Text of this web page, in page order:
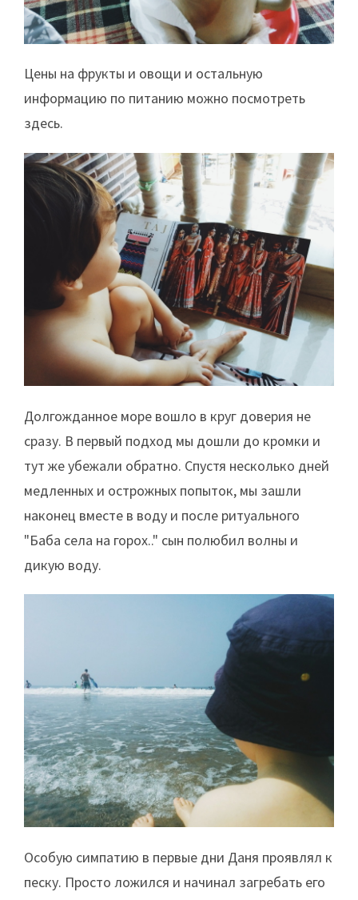
Цены на фрукты и овощи и остальную
информацию по питанию можно посмотреть
здесь.
Долгожданное море вошло в круг доверия не
сразу. В первый подход мы дошли до кромки и
тут же убежали обратно. Спустя несколько дней
медленных и острожных попыток, мы зашли
наконец вместе в воду и после ритуального
"Баба села на горох.." сын полюбил волны и
дикую воду.
Особую симпатию в первые дни Даня проявлял к
песку. Просто ложился и начинал загребать его